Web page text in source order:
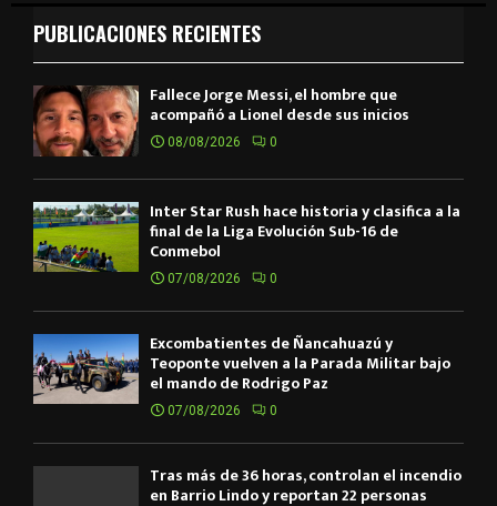
PUBLICACIONES RECIENTES
Fallece Jorge Messi, el hombre que
acompañó a Lionel desde sus inicios
08/08/2026 0
Inter Star Rush hace historia y clasifica a la
final de la Liga Evolución Sub-16 de
Conmebol
07/08/2026 0
Excombatientes de Ñancahuazú y
Teoponte vuelven a la Parada Militar bajo
el mando de Rodrigo Paz
07/08/2026 0
Tras más de 36 horas, controlan el incendio
en Barrio Lindo y reportan 22 personas